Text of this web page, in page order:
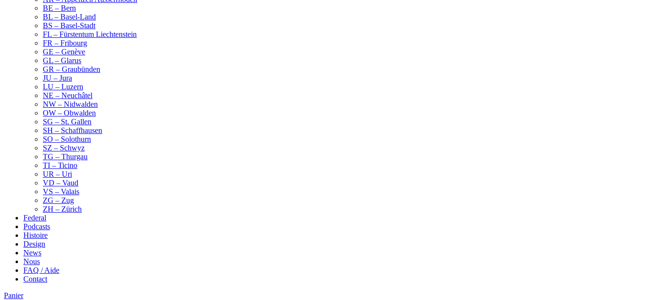
BE – Bern
BL – Basel-Land
BS – Basel-Stadt
FL – Fürstentum Liechtenstein
FR – Fribourg
GE – Genève
GL – Glarus
GR – Graubünden
JU – Jura
LU – Luzern
NE – Neuchâtel
NW – Nidwalden
OW – Obwalden
SG – St. Gallen
SH – Schaffhausen
SO – Solothurn
SZ – Schwyz
TG – Thurgau
TI – Ticino
UR – Uri
VD – Vaud
VS – Valais
ZG – Zug
ZH – Zürich
Federal
Podcasts
Histoire
Design
News
Nous
FAQ / Aide
Contact
Panier